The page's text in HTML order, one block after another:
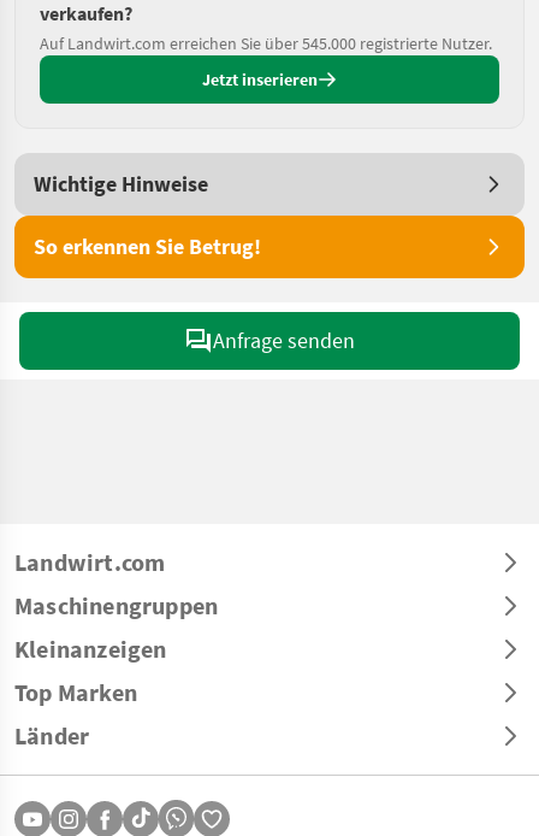
verkaufen?
Auf Landwirt.com erreichen Sie über 545.000 registrierte Nutzer.
Jetzt inserieren
Wichtige Hinweise
So erkennen Sie Betrug!
Anfrage senden
Landwirt.com
Maschinengruppen
Kleinanzeigen
Top Marken
Länder